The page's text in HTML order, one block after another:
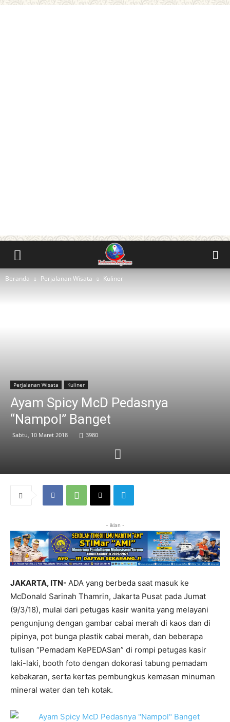
Beranda Perjalanan Wisata Kuliner
Perjalanan Wisata Kuliner
Ayam Spicy McD Pedasnya
“Nampol” Banget
Sabtu, 10 Maret 2018 3980
- iklan -
JAKARTA, ITN- ADA yang berbeda saat masuk ke
McDonald Sarinah Thamrin, Jakarta Pusat pada Jumat
(9/3/18), mulai dari petugas kasir wanita yang melayani
pengunjung dengan gambar cabai merah di kaos dan di
pipinya, pot bunga plastik cabai merah, dan beberapa
tulisan “Pemadam KePEDASan” di rompi petugas kasir
laki-laki, booth foto dengan dokorasi tabung pemadam
kebakaran, serta kertas pembungkus kemasan minuman
mineral water dan teh kotak.